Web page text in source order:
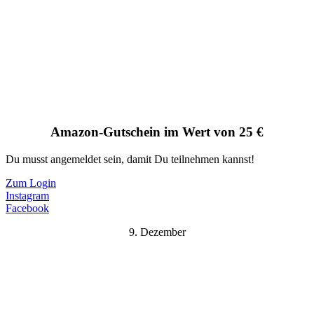
Amazon-Gutschein im Wert von 25 €
Du musst angemeldet sein, damit Du teilnehmen kannst!
Zum Login
Instagram
Facebook
9. Dezember